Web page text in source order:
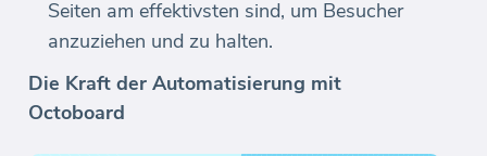
Seiten am effektivsten sind, um Besucher
anzuziehen und zu halten.
Die Kraft der Automatisierung mit
Octoboard